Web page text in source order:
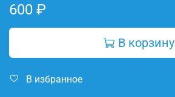
600 ₽
В корзину
В избранное